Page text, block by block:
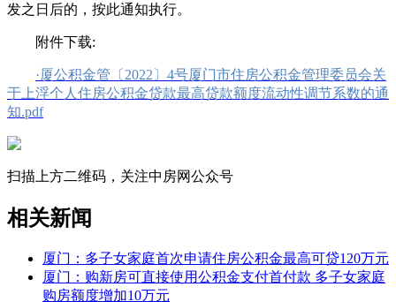
发之日后的，按此通知执行。
附件下载:
·厦公积金管〔2022〕4号厦门市住房公积金管理委员会关
于上浮个人住房公积金贷款最高贷款额度流动性调节系数的通
知.pdf
扫描上方二维码，关注中房网公众号
相关新闻
厦门：多子女家庭首次申请住房公积金最高可贷120万元
厦门：购新房可直接使用公积金支付首付款 多子女家庭
购房额度增加10万元